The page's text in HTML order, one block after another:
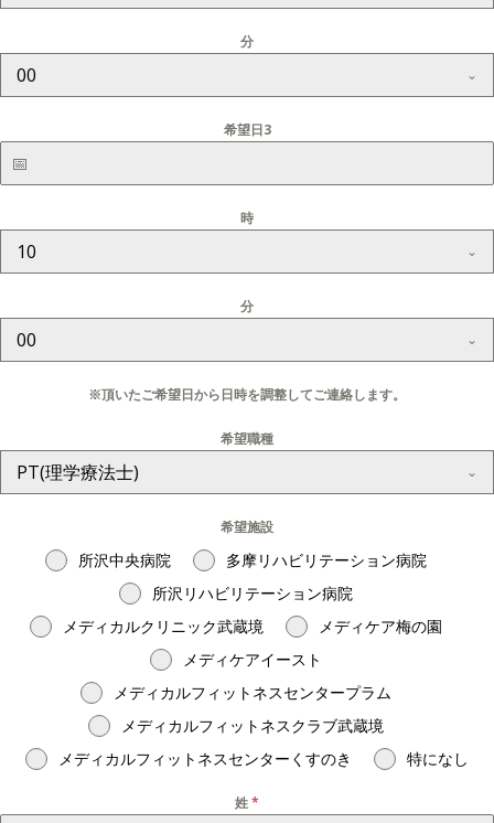
分
00
希望日3
時
10
分
00
※頂いたご希望日から日時を調整してご連絡します。
希望職種
PT(理学療法士)
希望施設
所沢中央病院
多摩リハビリテーション病院
所沢リハビリテーション病院
メディカルクリニック武蔵境
メディケア梅の園
メディケアイースト
メディカルフィットネスセンタープラム
メディカルフィットネスクラブ武蔵境
メディカルフィットネスセンターくすのき
特になし
姓*